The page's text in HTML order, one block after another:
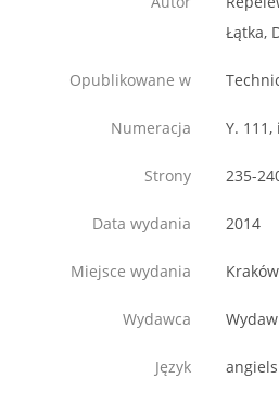
Łątka,
Opublikowane w
Numeracja Y. 111,
Strony 235-
Data wydania 2014
Miejsce wydania Kraków
Wydawca
Język